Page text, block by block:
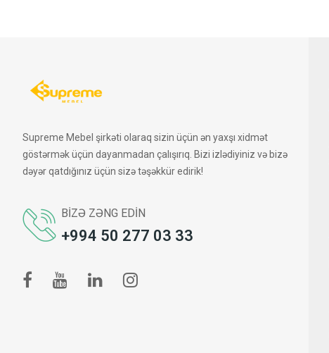
Supreme Mebel şirkəti olaraq sizin üçün ən yaxşı xidmət
göstərmək üçün dayanmadan çalışırıq. Bizi izlədiyiniz və bizə
dəyər qatdığınız üçün sizə təşəkkür edirik!
BIZƏ ZƏNG EDIN
+994 50 277 03 33